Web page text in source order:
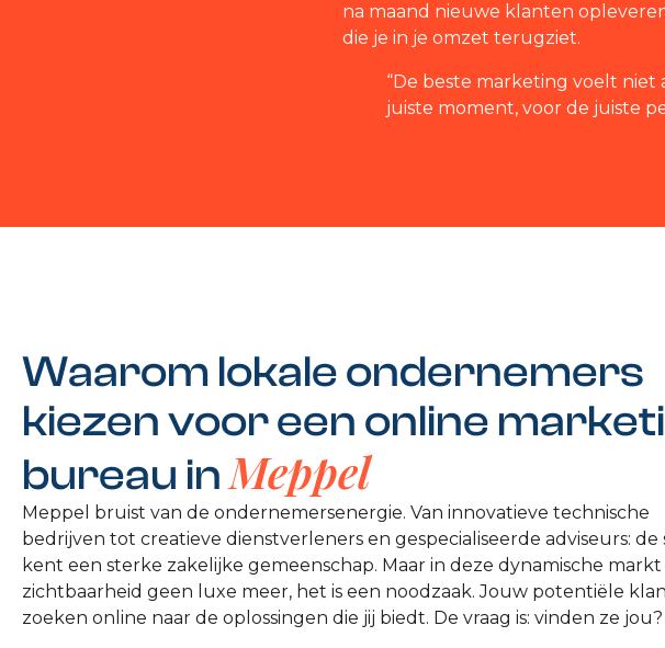
na maand nieuwe klanten
die je in je omzet terugziet.
“De beste marketing voelt niet
juiste moment, voor de juiste
Waarom lokale ondernemers
kiezen voor een online
bureau inMeppel
Meppel bruist van de ondernemersenergie. Van innovatieve technische
bedrijven tot creatieve dienstverleners en gespecialiseerde adviseurs: de
kent een sterke zakelijke gemeenschap. Maar in deze dynamische markt
zichtbaarheid geen luxe meer, het is een noodzaak. Jouw potentiële
zoeken online naar de oplossingen die jij biedt. De vraag is: vinden ze jou?